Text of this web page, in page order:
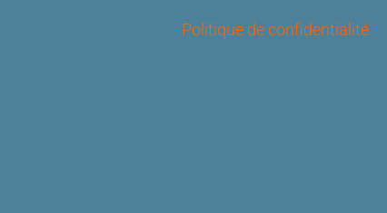
Politique de confidentialité